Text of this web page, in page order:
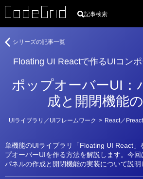
記事検索
Floating UI Reactで作るUIコンポ
ポップオーバーUI：
成と開閉機能
単機能のUIライブラリ「Floating UI React」
プオーバーUIを作る方法を解説します。今
パネルの作成と開閉機能の実装について説明
カ
リ
ー
UIライブラリ／UIフレームワーク > React／Preact
者
Floating
React
作
る
ン
ー
ネ
ン
ト
シリーズの記事一覧